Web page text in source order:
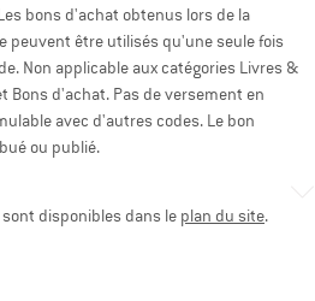
bons d'achat obtenus lors de la
peuvent être utilisés qu'une seule fois
Non applicable aux catégories Livres &
Bons d'achat. Pas de versement en
avec d'autres codes. Le bon
ou publié.
disponibles dans le plan du site.